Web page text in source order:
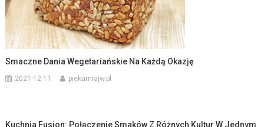
Smaczne Dania Wegetariańskie Na Każdą Okazję
2021-12-11 piekarniajw.pl
Kuchnia Fusion: Połączenie Smaków Z Różnych Kultur W Jednym